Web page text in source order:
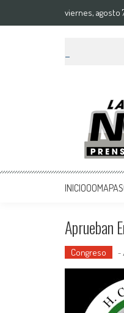
viernes, agosto
La
Noticias del día
Aprueban
Congreso -